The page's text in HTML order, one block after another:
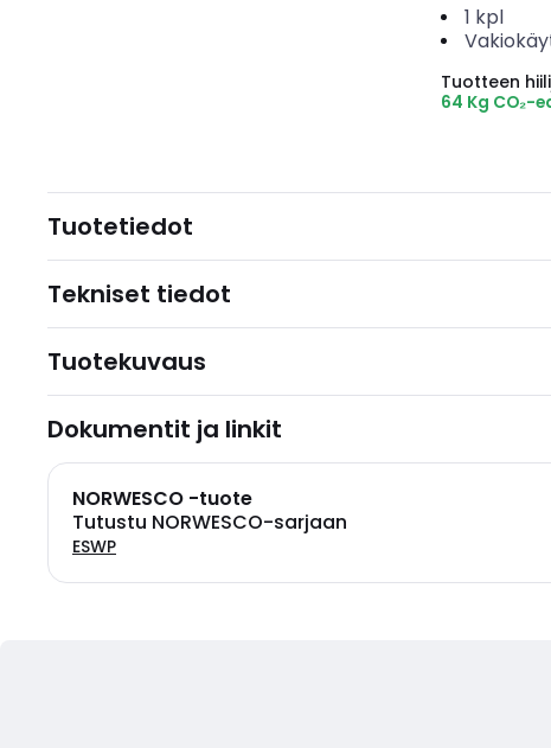
1 kpl
Tuotteen
64 Kg CO₂-
Tuotetiedot
Tekniset tiedot
Tuotekuvaus
Dokumentit ja linkit
NORWESCO -tuote
Tutustu NORWESCO-sarjaan
ESWP